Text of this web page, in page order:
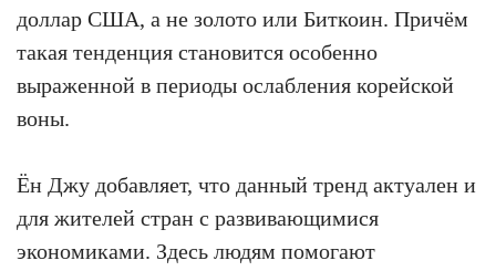
доллар США, а не золото или Биткоин. Причём
такая тенденция становится особенно
выраженной в периоды ослабления корейской
воны.
Ён Джу добавляет, что данный тренд актуален и
для жителей стран с развивающимися
экономиками. Здесь людям помогают